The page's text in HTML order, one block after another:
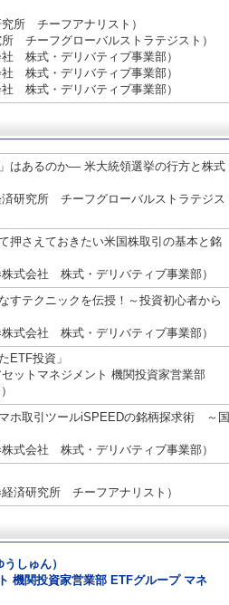
所 チーフアナリスト）
チーフグローバルストラテジスト）
株式・デリバティブ事業部）
株式・デリバティブ事業部）
株式・デリバティブ事業部）
はあるのか― 米大統領選挙の行方と株式
研究所 チーフグローバルストラテジス
押さえておきたい米国株取引の基本と銘
式会社 株式・デリバティブ事業部）
すテクニックを伝授！～投資初心者から
式会社 株式・デリバティブ事業部）
ETF投資」
ットマネジメント 機関投資家営業部
ホ取引ツールiSPEEDの銘柄探求術 ～国
式会社 株式・デリバティブ事業部）
済研究所 チーフアナリスト）
しゅん）
機関投資家営業部 ETFグループ マネ